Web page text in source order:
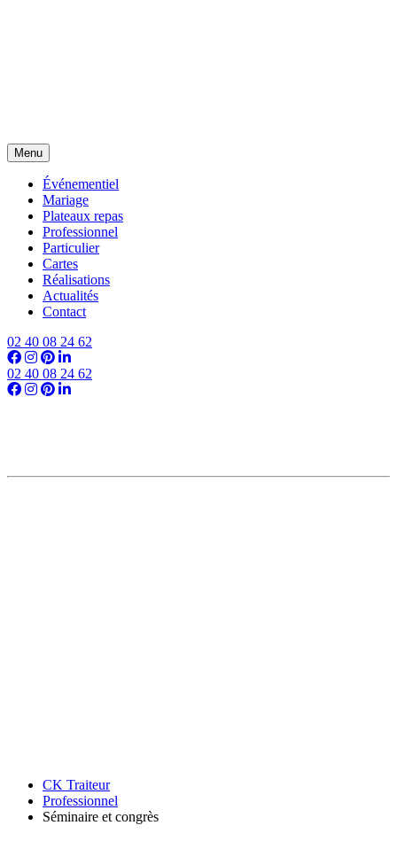
Menu
Événementiel
Mariage
Plateaux repas
Professionnel
Particulier
Cartes
Réalisations
Actualités
Contact
02 40 08 24 62
02 40 08 24 62
CK Traiteur
Professionnel
Séminaire et congrès